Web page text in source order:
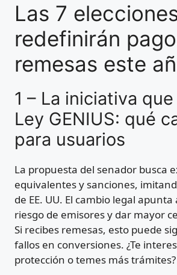
Las 7
redefinirán
remesas este
1 – La iniciativa que
Ley GENIUS: qué
para usuarios
La propuesta del senador busca
equivalentes y sanciones,
de EE. UU. El cambio legal
riesgo de emisores y dar mayor
Si recibes remesas, esto puede
fallos en conversiones. ¿Te
protección o temes más trámites?